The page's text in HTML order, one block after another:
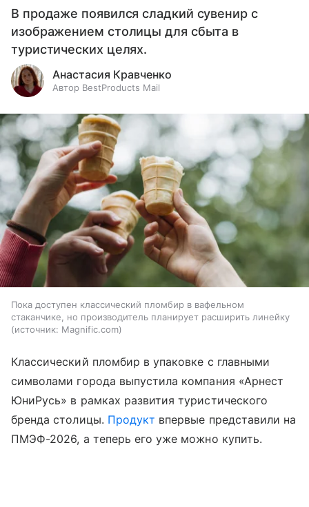
В продаже появился сладкий сувенир с
изображением столицы для сбыта в
туристических целях.
Анастасия Кравченко
Автор BestProducts Mail
Пока доступен классический пломбир в вафельном
стаканчике, но производитель планирует расширить линейку
источник: Magnific.com
Классический пломбир в упаковке с главными
символами города выпустила компания «Арнест
ЮниРусь» в рамках развития туристического
бренда столицы. Продукт впервые представили на
ПМЭФ-2026, а теперь его уже можно купить.